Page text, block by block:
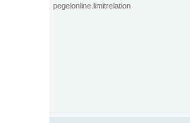
pegelonline.limitrelation